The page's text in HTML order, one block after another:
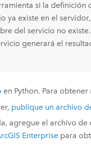
si la
ya existe en el
del servicio no
generará el
en Python. Para
, publique un archivo
agregue el archivo
Enterprisepara